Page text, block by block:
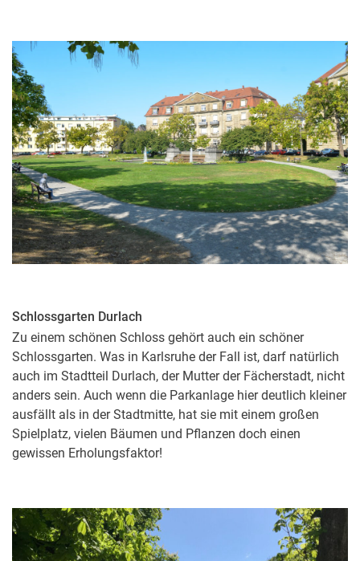
Schlossgarten Durlach
Zu einem schönen Schloss gehört auch ein schöner
Schlossgarten. Was in Karlsruhe der Fall ist, darf natürlich
auch im Stadtteil Durlach, der Mutter der Fächerstadt, nicht
anders sein. Auch wenn die Parkanlage hier deutlich kleiner
ausfällt als in der Stadtmitte, hat sie mit einem großen
Spielplatz, vielen Bäumen und Pflanzen doch einen
gewissen Erholungsfaktor!